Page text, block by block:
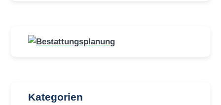
Kategorien